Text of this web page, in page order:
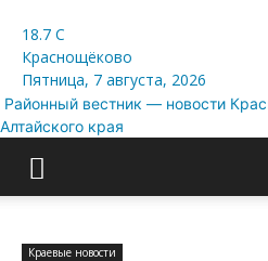
18.7 C
Краснощёково
Пятница, 7 августа, 2026
Районный вестник — новости
Алтайского края
Краевые новости